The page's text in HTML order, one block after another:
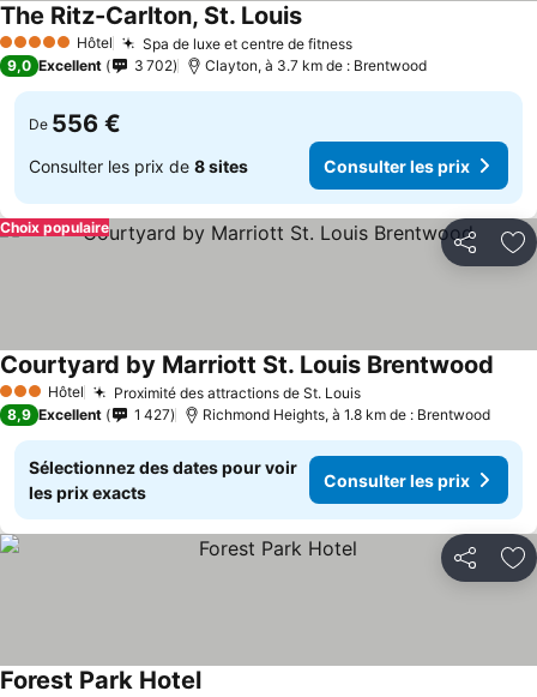
5 Étoiles Hôtel Spa de luxe et centre de fitnessConsulter les prix
The Ritz-Carlton, St. LouisConsulter les prix
9,0 Excellent 3 702 Clayton, à 3.7 km de : Brentwood
De 556 €
Consulter les prix de 8 sites Consulter les prix
Partager
Choix populaire
3 ÉtoilesHôtel Proximité des attractions de St. LouisConsulter les prix
Courtyard by Marriott St. Louis Brentwood
8,9 Excellent 1 427 Richmond Heights, à 1.8 km de : Brentwood
Sélectionnez des dates pour voir
les prix exacts
Consulter les prix
Partager
Forest Park Hotel